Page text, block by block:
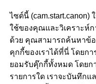
D292-175
เสียงเตือน
ไซต์นี้
ใช้ของคุณและวิเคราะห์ก
ด้วย คุณสามารถค้นหาข้อ
คุกกี้ของเราได้ที่นี่โดยกา
ยอมรับคุ๊กกี้ทั้งหมด โดยก
รายการใด เราจะบันทึกแ